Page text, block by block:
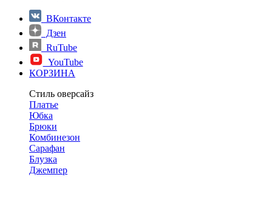
ВКонтакте
Дзен
RuTube
YouTube
КОРЗИНА
Стиль оверсайз
Платье
Юбка
Брюки
Комбинезон
Сарафан
Блузка
Джемпер